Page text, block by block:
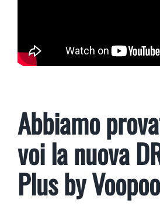
Abbiamo
voi la nuova
Plus by